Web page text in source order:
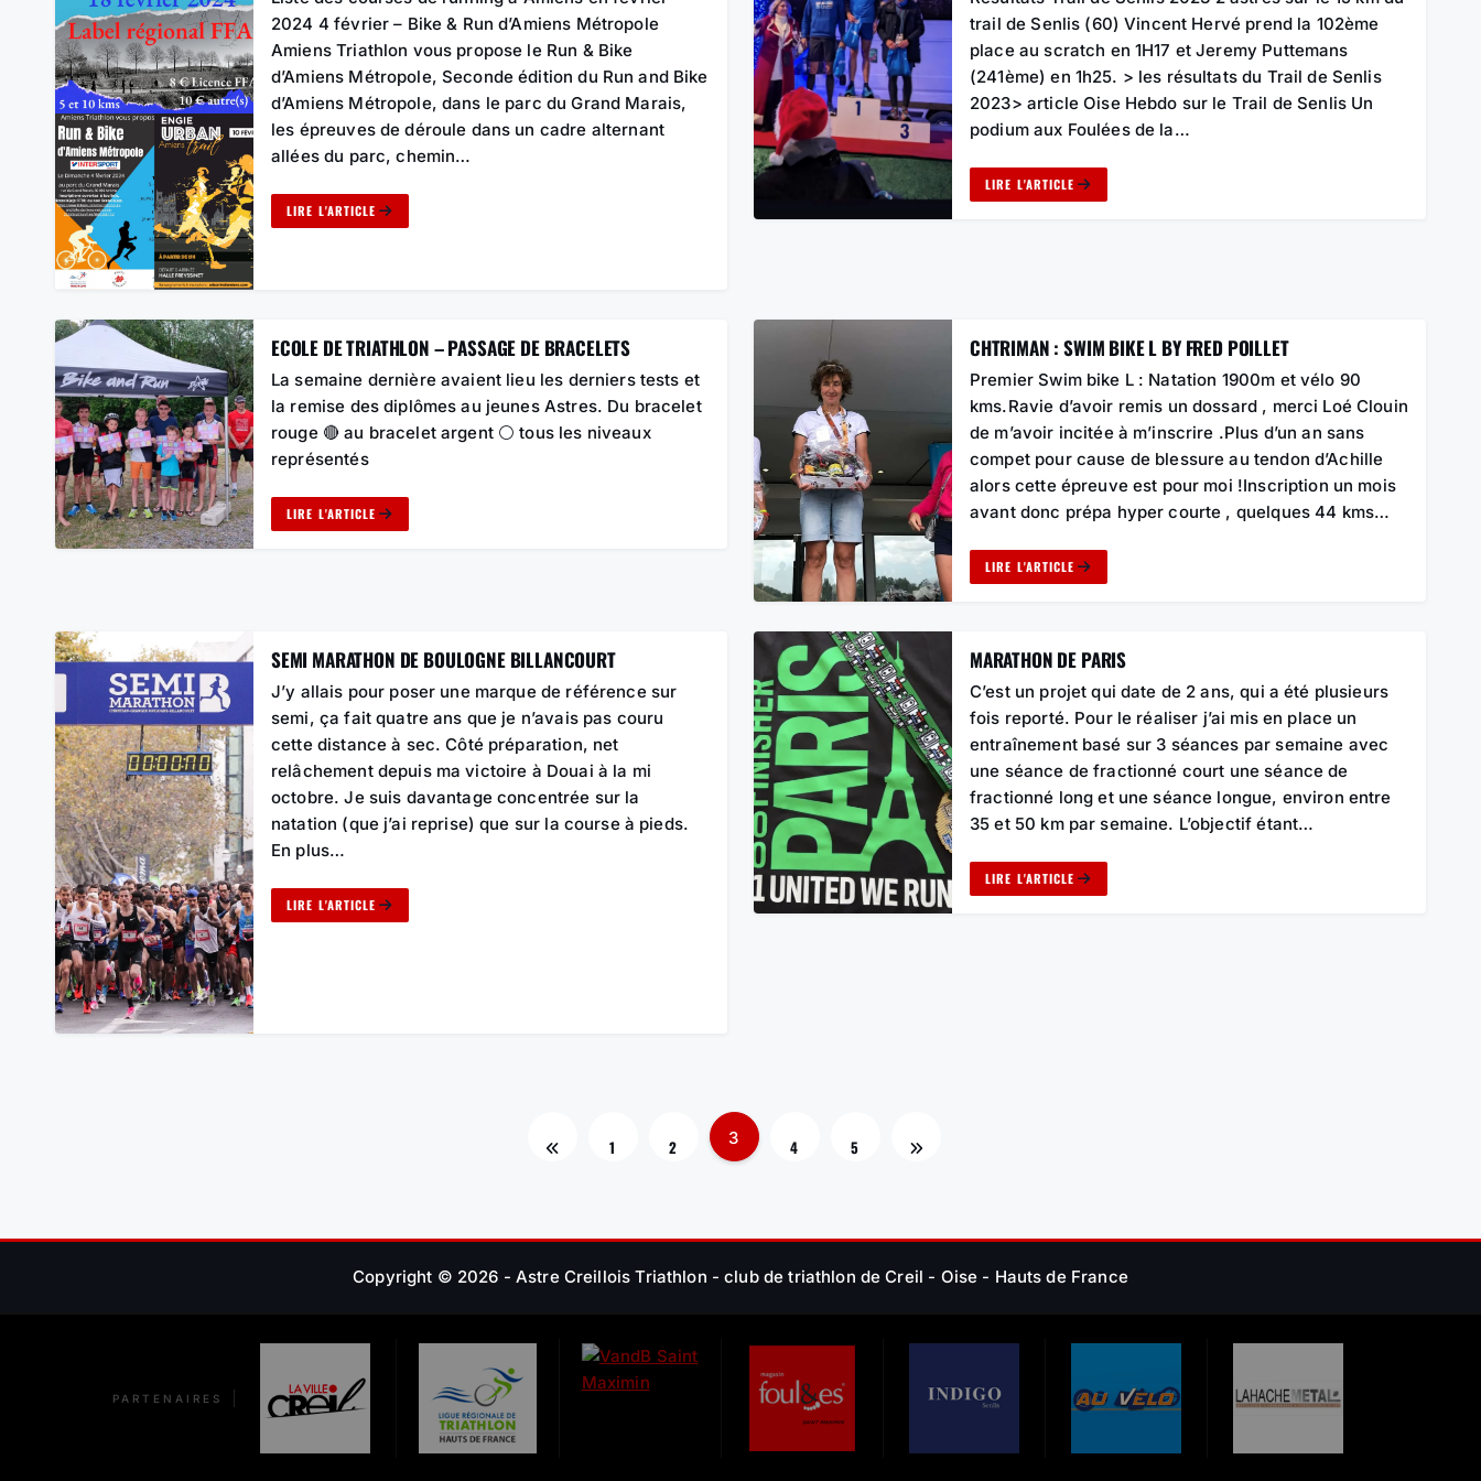
2024 4 février – Bike & Run d’Amiens Métropole
Amiens Triathlon vous propose le Run & Bike
d’Amiens Métropole, Seconde édition du Run and Bike
d’Amiens Métropole, dans le parc du Grand Marais,
les épreuves de déroule dans un cadre alternant
allées du parc, chemin…
LIRE L'ARTICLE
trail de Senlis (60) Vincent Hervé prend la 102ème
place au scratch en 1H17 et Jeremy Puttemans
(241ème) en 1h25. > les résultats du Trail de Senlis
2023> article Oise Hebdo sur le Trail de Senlis Un
podium aux Foulées de la…
LIRE L'ARTICLE
ECOLE DE TRIATHLON – PASSAGE DE BRACELETS
La semaine dernière avaient lieu les derniers tests et
la remise des diplômes au jeunes Astres. Du bracelet
rouge 🔴 au bracelet argent ⚪ tous les niveaux
représentés
LIRE L'ARTICLE
CHTRIMAN : SWIM BIKE L BY FRED POILLET
Premier Swim bike L : Natation 1900m et vélo 90
kms.Ravie d’avoir remis un dossard , merci Loé Clouin
de m’avoir incitée à m’inscrire .Plus d’un an sans
compet pour cause de blessure au tendon d’Achille
alors cette épreuve est pour moi !Inscription un mois
avant donc prépa hyper courte , quelques 44 kms…
LIRE L'ARTICLE
SEMI MARATHON DE BOULOGNE BILLANCOURT
J’y allais pour poser une marque de référence sur
semi, ça fait quatre ans que je n’avais pas couru
cette distance à sec. Côté préparation, net
relâchement depuis ma victoire à Douai à la mi
octobre. Je suis davantage concentrée sur la
natation (que j’ai reprise) que sur la course à pieds.
En plus…
LIRE L'ARTICLE
MARATHON DE PARIS
C’est un projet qui date de 2 ans, qui a été plusieurs
fois reporté. Pour le réaliser j’ai mis en place un
entraînement basé sur 3 séances par semaine avec
une séance de fractionné court une séance de
fractionné long et une séance longue, environ entre
35 et 50 km par semaine. L’objectif étant…
LIRE L'ARTICLE
P
A
G
N
A
1 2 3 4 5
Copyright © 2026 - Astre Creillois Triathlon - club de triathlon de Creil - Oise - Hauts de France
PARTENAIRES